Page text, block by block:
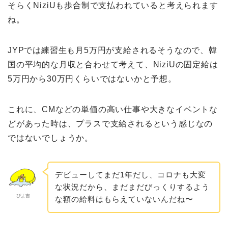
そらくNiziUも歩合制で支払われていると考えられます
ね。
JYPでは練習生も月5万円が支給されるそうなので、韓
国の平均的な月収と合わせて考えて、NiziUの固定給は
5万円から30万円くらいではないかと予想。
これに、CMなどの単価の高い仕事や大きなイベントな
どがあった時は、プラスで支給されるという感じなの
ではないでしょうか。
ぴよ吉
デビューしてまだ1年だし、コロナも大変
な状況だから、まだまだびっくりするよう
な額の給料はもらえていないんだね〜